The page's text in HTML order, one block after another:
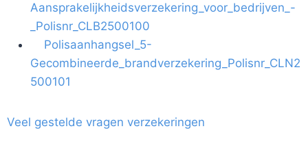
Aansprakelijkheidsverzekering_voor_bedrijven_-
_Polisnr_CLB2500100
Polisaanhangsel_5-
Gecombineerde_brandverzekering_Polisnr_CLN2
500101
Veel gestelde vragen verzekeringen